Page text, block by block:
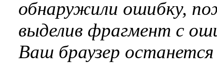
обнаружили ошибку,
выделив фрагмент с
Ваш браузер